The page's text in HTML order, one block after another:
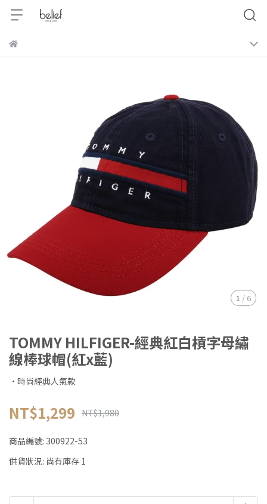
1 / 6
TOMMY HILFIGER-經典紅白槓字母繡
線棒球帽(紅x藍)
·時尚經典人氣款
NT$1,299 NT$1,980
商品編號: 300922-53
供貨狀況: 尚有庫存 1